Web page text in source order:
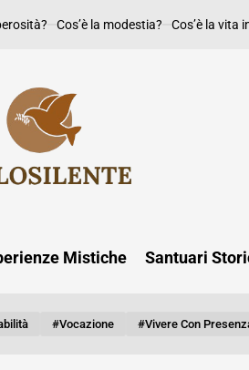
Cos’è la modestia? Cos’è la vita
Mistiche Santuari
#vocazione #vivere Con